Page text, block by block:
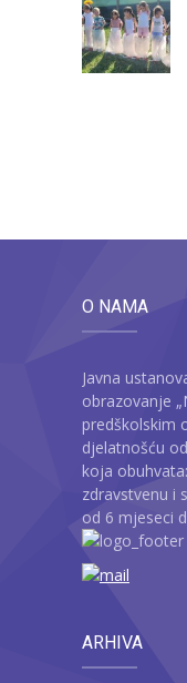
O NAMA
Javna
obrazovanje
predškolskim
djelatnošću
koja
zdravstvenu i
od 6 mjeseci
ARHIVA